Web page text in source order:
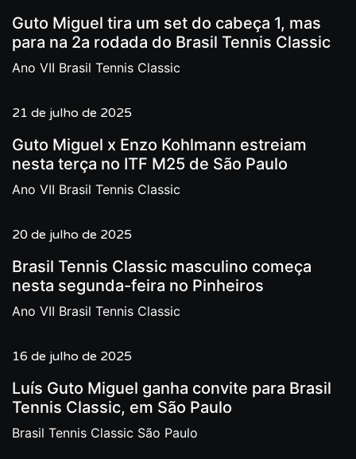
Guto Miguel tira um set do cabeça 1, mas
para na 2a rodada do Brasil Tennis Classic
Ano VII Brasil Tennis Classic
21 de julho de 2025
Guto Miguel x Enzo Kohlmann estreiam
nesta terça no ITF M25 de São Paulo
Ano VII Brasil Tennis Classic
20 de julho de 2025
Brasil Tennis Classic masculino começa
nesta segunda-feira no Pinheiros
Ano VII Brasil Tennis Classic
16 de julho de 2025
Luís Guto Miguel ganha convite para Brasil
Tennis Classic, em São Paulo
Brasil Tennis Classic São Paulo